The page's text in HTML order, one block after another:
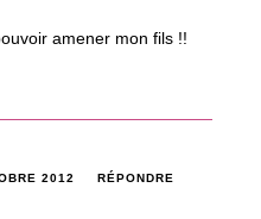
amener mon fils !!
2012 RÉPONDRE